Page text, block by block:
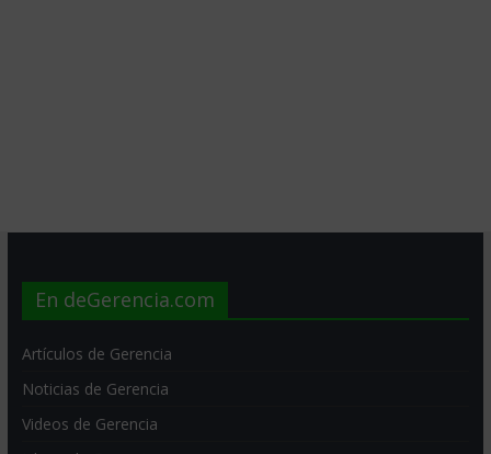
En deGerencia.com
Artículos de Gerencia
Noticias de Gerencia
Videos de Gerencia